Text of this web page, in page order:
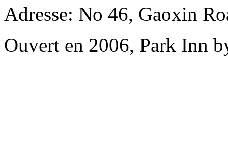
Adresse: No 46, Gaoxin
Ouvert en 2006, Park Inn